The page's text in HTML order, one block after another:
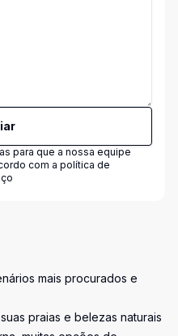
para que a nossa equipe
com a política de
mais procurados e
praias e belezas naturais